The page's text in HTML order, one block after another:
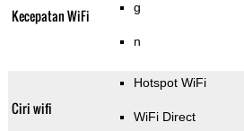
Kecepatan WiFi g
n
Ciri wifi
Hotspot WiFi
WiFi Direct